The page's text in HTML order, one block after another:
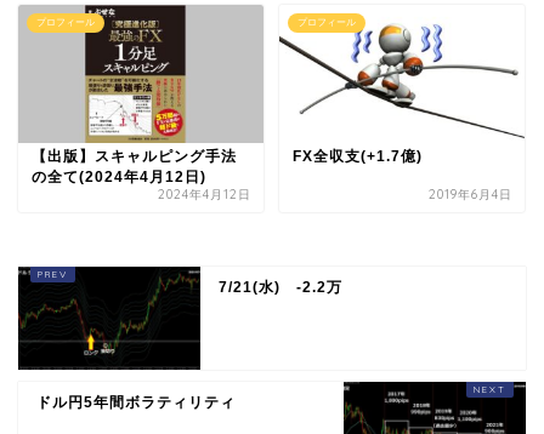
プロフィール
【出版】スキャルピング手法
の全て(2024年4月12日)
2024年4月12日
プロフィール
FX全収支(+1.7億)
2019年6月4日
7/21(水) -2.2万
ドル円5年間ボラティリティ